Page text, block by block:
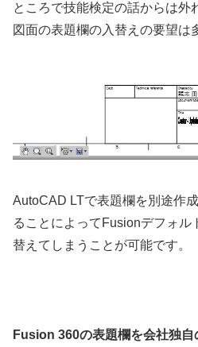
ところで技能検定の話からは外
図面の表題欄の入替えの要望は
AutoCAD LTで表題欄を別途作
ることによってFusionデフォル
替えてしまうことが可能です。
Fusion 360の表題欄を会社独